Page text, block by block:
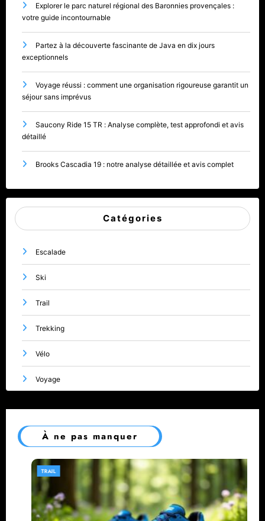
Explorer le parc naturel régional des Baronnies provençales :
votre guide incontournable
Partez à la découverte fascinante de Java en dix jours
exceptionnels
Voyage réussi : comment une organisation rigoureuse garantit un
séjour sans imprévus
Saucony Ride 15 TR : Analyse complète, test approfondi et avis
détaillé
Brooks Cascadia 19 : notre analyse détaillée et avis complet
Catégories
Escalade
Ski
Trail
Trekking
Vélo
Voyage
À ne pas manquer